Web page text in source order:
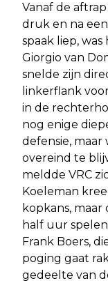
Vanaf de
druk en na
spaak liep,
Giorgio van
snelde zijn
linkerflank
in de
nog enige
defensie, maar
overeind te
meldde VRC
Koeleman
kopkans,
half uur
Frank Boers,
poging gaat
gedeelte van